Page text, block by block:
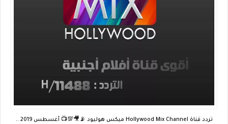
تردد قناة Hollywood Mix Channel ميكس هوليود 📡🎥💯📺 أغسطس 2019 ..